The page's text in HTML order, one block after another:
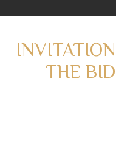
THE